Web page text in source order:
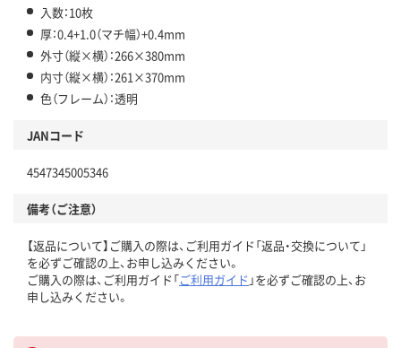
入数：10枚
厚：0.4+1.0（マチ幅）+0.4mm
外寸（縦×横）：266×380mm
内寸（縦×横）：261×370mm
色（フレーム）：透明
JANコード
4547345005346
備考（ご注意）
【返品について】ご購入の際は、ご利用ガイド「返品・交換について」
を必ずご確認の上、お申し込みください。
ご購入の際は、ご利用ガイド「ご利用ガイド 」を必ずご確認の上、お
申し込みください。